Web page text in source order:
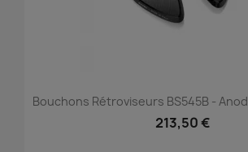
Bouchons Rétroviseurs BS545B -
213,50 €